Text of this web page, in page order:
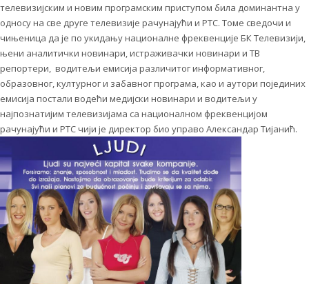
телевизијским и новим програмским приступом била доминантна у
односу на све друге телевизије рачунајући и РТС. Томе сведочи и
чињеница да је по укидању националне фреквенције БК Телевизији,
њени аналитички новинари, истраживачки новинари и ТВ
репортери, водитељи емисија различитог информативног,
образовног, културног и забавног програма, као и аутори појединих
емисија постали водећи медијски новинари и водитељи у
најпознатијим телевизијама са националном фреквенцијом
рачунајући и РТС чији је директор био управо Александар Тијанић.